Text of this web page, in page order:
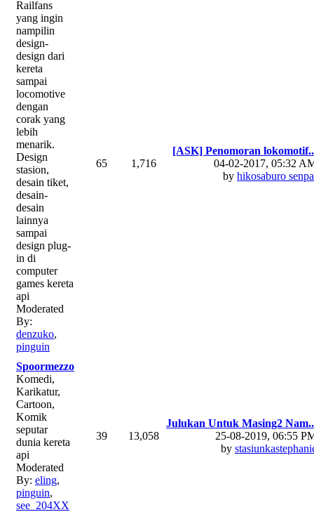
Railfans
yang ingin
nampilin
design-
design dari
kereta
sampai
locomotive
dengan
corak yang
lebih
menarik.
Design
stasion,
desain tiket,
desain-
desain
lainnya
sampai
design plug-
in di
computer
games kereta
api
Moderated
By:
denzuko,
pinguin
65 1,716
[ASK] Penomoran
04-02-2017, 05:32
by hikosaburo
Spoormezzo
Komedi,
Karikatur,
Cartoon,
Komik
seputar
dunia kereta
api
Moderated
By: eling,
pinguin,
see_204XX
39 13,058
Julukan Untuk Masing2
25-08-2019, 06:55
by